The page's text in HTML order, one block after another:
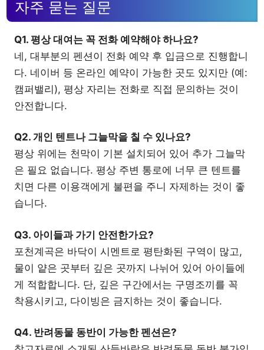
자주 묻는 질문
Q1. 평상 대여는 꼭 전화 예약해야 하나요?
네, 대부분의 펜션이 전화 예약 후 입금으로 진행합니
다. 네이버 등 온라인 예약이 가능한 곳도 있지만 (예:
캠퍼밸리), 평상 자리는 전화로 직접 문의하는 것이
안전합니다.
Q2. 개인 텐트나 그늘막을 칠 수 있나요?
평상 위에는 천막이 기본 설치되어 있어 추가 그늘막
은 필요 없습니다. 평상 주변 통로에 너무 큰 텐트를
치면 다른 이용객에게 불편을 주니 자제하는 것이 좋
습니다.
Q3. 아이들과 가기 안전한가요?
포천계곡은 바닥이 시멘트로 평탄화된 구역이 많고,
물이 얕은 곳부터 깊은 곳까지 나뉘어 있어 아이들에
게 적합합니다. 단, 깊은 구간에서는 구명조끼를 꼭
착용시키고, 다이빙은 금지하는 것이 좋습니다.
Q4. 반려동물 동반이 가능한 펜션은?